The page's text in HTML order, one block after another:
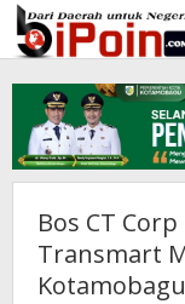
Lewati
ke
konten
Bos CT
Transmart
Kotamobagu